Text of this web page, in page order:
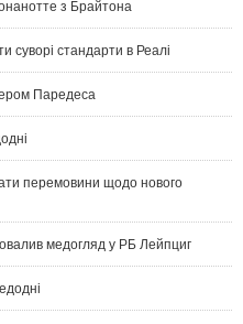
з Брайтона
суворі стандарти в Реалі
Паредеса
перемовини щодо нового
медогляд у РБ Лейпциг